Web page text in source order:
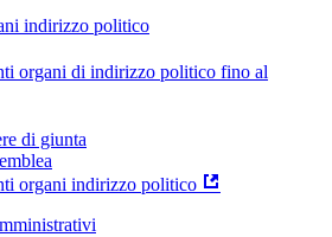
indirizzo politico
organi di indirizzo politico fino al
di giunta
organi indirizzo politico